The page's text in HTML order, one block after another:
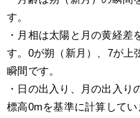
す。
・月相は太陽と月の黄経差
す。0が朔（新月）、7が上
瞬間です。
・日の出入り、月の出入り
標高0mを基準に計算してい